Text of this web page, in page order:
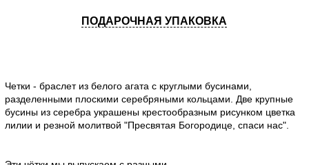
ПОДАРОЧНАЯ УПАКОВКА
Четки - браслет из белого агата с круглыми бусинами,
разделенными плоскими серебряными кольцами. Две крупные
бусины из серебра украшены крестообразным рисунком цветка
лилии и резной молитвой "Пресвятая Богородице, спаси нас".